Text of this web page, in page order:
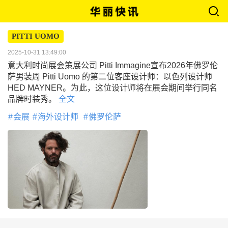
PITTI UOMO
2025-10-31 13:49:00
意大利时尚展会策展公司 Pitti Immagine宣布2026年佛罗伦
萨男装周 Pitti Uomo 的第二位客座设计师：以色列设计师
HED MAYNER。为此，这位设计师将在展会期间举行同名
品牌时装秀。
全文
会展 海外设计师 佛罗伦萨